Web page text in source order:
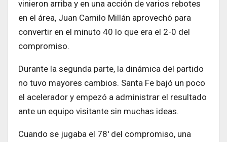
vinieron arriba y en una acción de varios rebotes
en el área, Juan Camilo Millán aprovechó para
convertir en el minuto 40 lo que era el 2-0 del
compromiso.
Durante la segunda parte, la dinámica del partido
no tuvo mayores cambios. Santa Fe bajó un poco
el acelerador y empezó a administrar el resultado
ante un equipo visitante sin muchas ideas.
Cuando se jugaba el 78′ del compromiso, una